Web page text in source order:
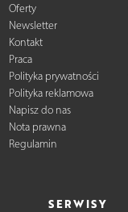
Oferty
Newsletter
Kontakt
Praca
Polityka prywatności
Polityka reklamowa
Napisz do nas
Nota prawna
Regulamin
SERWISY